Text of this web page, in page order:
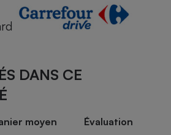
DANS CE
moyen Évaluation
Cafetière à expressos